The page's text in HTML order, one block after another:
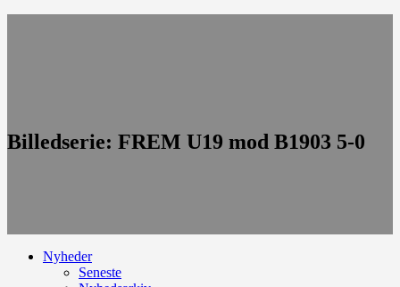
Billedserie: FREM U19 mod B1903 5-0
Nyheder
Seneste